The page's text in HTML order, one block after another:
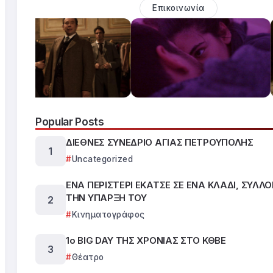
Επικοινωνία
Popular Posts
ΔΙΕΘΝΕΣ ΣΥΝΕΔΡΙΟ ΑΓΙΑΣ ΠΕΤΡΟΥΠΟΛΗΣ
Uncategorized
ΕΝΑ ΠΕΡΙΣΤΕΡΙ ΕΚΑΤΣΕ ΣΕ ΕΝΑ ΚΛΑΔΙ,
ΤΗΝ ΥΠΑΡΞΗ ΤΟΥ
Κινηματογράφος
1ο BIG DAY ΤΗΣ ΧΡΟΝΙΑΣ ΣΤΟ ΚΘΒΕ
Θέατρο